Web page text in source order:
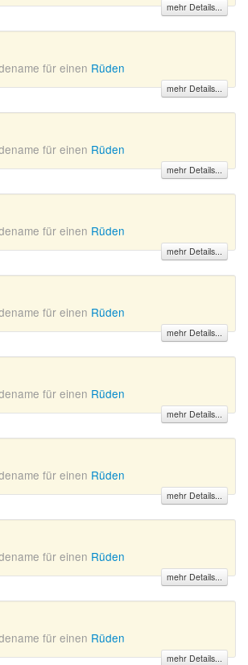
mehr Details...
für einen Rüden
mehr Details...
für einen Rüden
mehr Details...
für einen Rüden
mehr Details...
für einen Rüden
mehr Details...
für einen Rüden
mehr Details...
für einen Rüden
mehr Details...
für einen Rüden
mehr Details...
für einen Rüden
mehr Details...